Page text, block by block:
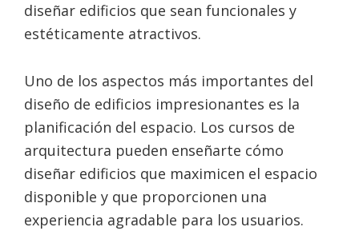
diseñar edificios que sean funcionales y
estéticamente atractivos.
Uno de los aspectos más importantes del
diseño de edificios impresionantes es la
planificación del espacio. Los cursos de
arquitectura pueden enseñarte cómo
diseñar edificios que maximicen el espacio
disponible y que proporcionen una
experiencia agradable para los usuarios.